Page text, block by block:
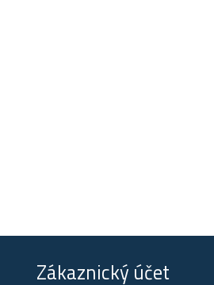
Zákaznický účet